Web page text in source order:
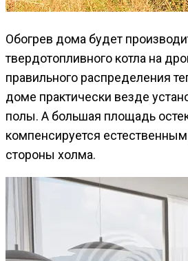
Обогрев дома будет
твердотопливного котла на
правильного распределения
доме практически везде
полы. А большая площадь
компенсируется
стороны холма.